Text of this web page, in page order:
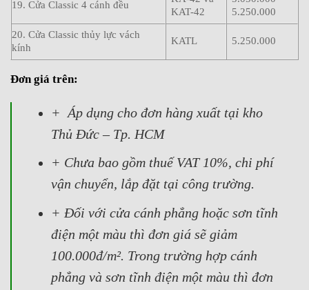
19. Cửa Classic 4 cánh đều
KAT-42
5.250.000
20. Cửa Classic thủy lực vách
kính
KATL 5.250.000
Đơn giá trên:
+ Áp dụng cho đơn hàng xuất tại kho
Thủ Đức – Tp. HCM
+ Chưa bao gồm thuế VAT 10%, chi phí
vận chuyển, lắp đặt tại công trường.
+ Đối với cửa cánh phẳng hoặc sơn tĩnh
điện một màu thì đơn giá sẽ giảm
100.000đ/m². Trong trường hợp cánh
phẳng và sơn tĩnh điện một màu thì đơn